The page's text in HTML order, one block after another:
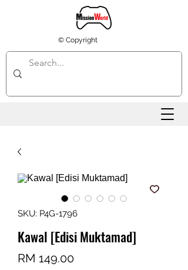
© Copyright
SKU: P4G-1796
Kawal [Edisi Muktamad]
RM 149.00Harga